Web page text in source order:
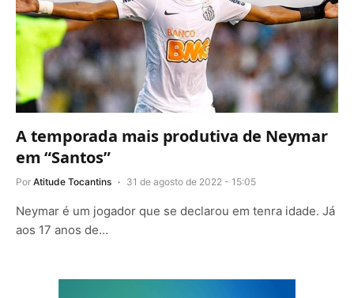
A temporada mais produtiva de Neymar
em “Santos”
Por Atitude Tocantins 31 de agosto de 2022 - 15:05
Neymar é um jogador que se declarou em tenra idade. Já
aos 17 anos de…